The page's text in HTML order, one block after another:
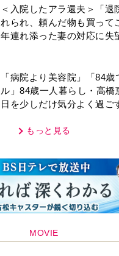
＜入院したアラ還夫＞「退
れられ、頼んだ物も買っ
年連れ添った妻の対応に失
「病院より美容院」「84歳
ル」84歳一人暮らし・高橋
日を少しだけ気分よく過ご
もっと見る
MOVIE